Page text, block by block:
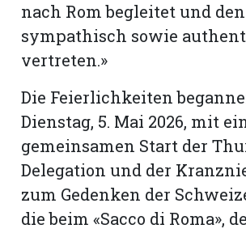
nach Rom begleitet und
sympathisch sowie
vertreten.»
Die Feierlichkeiten
Dienstag, 5. Mai 2026, mit
gemeinsamen Start der
Delegation und der
zum Gedenken der
die beim «Sacco di Roma»,